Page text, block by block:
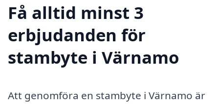
Få alltid minst 3
erbjudanden för
stambyte i Värnamo
Att genomföra en stambyte i Värnamo är